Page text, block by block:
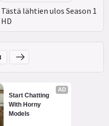
Tästä lähtien ulos Season 1
HD
AD
Start Chatting
With Horny
Models